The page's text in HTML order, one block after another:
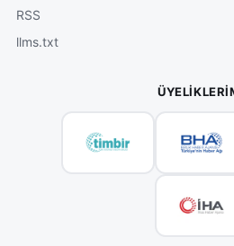
RSS
llms.txt